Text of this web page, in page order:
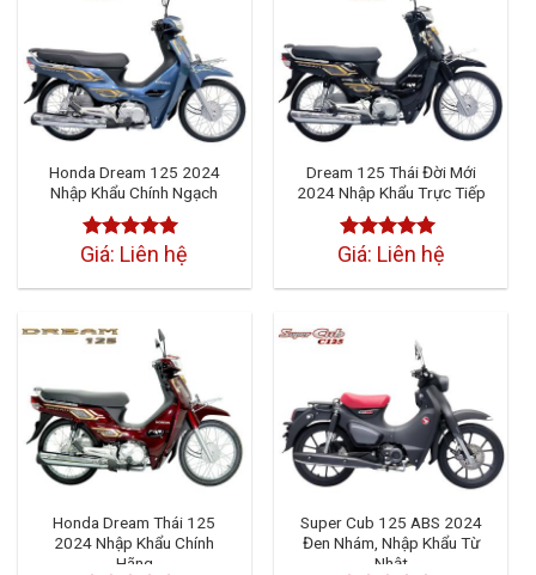
Honda Dream 125 2024
Nhập Khẩu Chính Ngạch
Được xếp
5 sao
Giá: Liên hệ
Dream 125 Thái Đời Mới
2024 Nhập Khẩu Trực Tiếp
Được xếp
5 sao
Giá: Liên hệ
Honda Dream Thái 125
2024 Nhập Khẩu Chính
Hãng
Super Cub 125 ABS 2024
Đen Nhám, Nhập Khẩu Từ
Nhật